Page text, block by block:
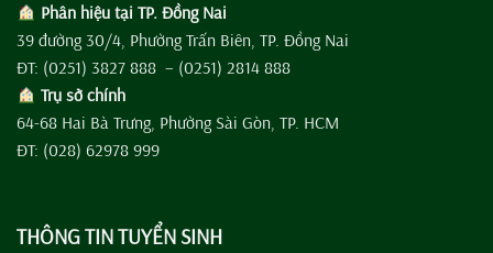
Phân hiệu tại TP. Đồng Nai
39 đường 30/4, Phường Trấn Biên, TP. Đồng Nai
ĐT: (0251) 3827 888 – (0251) 2814 888
Trụ sở chính
64-68 Hai Bà Trưng, Phường Sài Gòn, TP. HCM
ĐT: (028) 62978 999
THÔNG TIN TUYỂN SINH